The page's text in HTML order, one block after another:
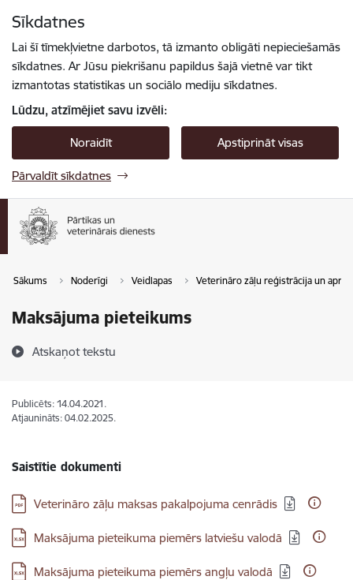
Sīkdatnes
Lai šī tīmekļvietne darbotos, tā izmanto obligāti nepieciešamās
sīkdatnes. Ar Jūsu piekrišanu papildus šajā vietnē var tikt
izmantotas statistikas un sociālo mediju sīkdatnes.
Lūdzu, atzīmējiet savu izvēli:
Noraidīt Apstiprināt visas
Pārvaldīt sīkdatnes
Sākums Noderīgi Veidlapas Veterināro zāļu reģistrācija un aprite
Maksājuma pieteikums
Atskaņot tekstu
Publicēts: 14.04.2021.
Atjaunināts: 04.02.2025.
Saistītie dokumenti
Lejupielādēt:
Veterināro zāļu maksas pakalpojuma cenrādis
Lejupielādēt:
Maksājuma pieteikuma piemērs latviešu valodā
Lejupielādēt:
Maksājuma pieteikuma piemērs angļu valodā